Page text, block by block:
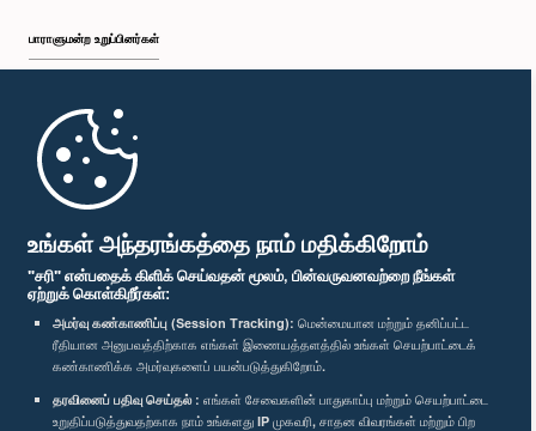
உங்கள் அந்தரங்கத்தை நாம் மதிக்கிறோம்
"சரி" என்பதைக் கிளிக் செய்வதன் மூலம், பின்வருவனவற்றை நீங்கள்
ஏற்றுக் கொள்கிறீர்கள்:
அமர்வு கண்காணிப்பு (Session Tracking): மென்மையான மற்றும் தனிப்பட்ட
ரீதியான அனுபவத்திற்காக எங்கள் இணையத்தளத்தில் உங்கள் செயற்பாட்டைக்
கண்காணிக்க அமர்வுகளைப் பயன்படுத்துகிறோம்.
தரவினைப் பதிவு செய்தல் : எங்கள் சேவைகளின் பாதுகாப்பு மற்றும் செயற்பாட்டை
உறுதிப்படுத்துவதற்காக நாம் உங்களது IP முகவரி, சாதன விவரங்கள் மற்றும் பிற
பி.ப. 2:54 - பி.ப. 3:09
பி.ப. 3:09 - பி.ப. 3:34
பி.ப. 3:34 - பி.ப. 3:44
பாராளுமன்ற உறுப்பினர்கள்
முதற்பக்கம்
பாராளுமன்ற கையடக்க செயலி
எம்மை பின்தொடர்க :
விருதுகள்